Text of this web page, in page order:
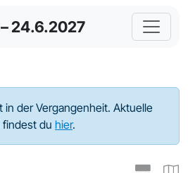
24.6.2027
in der Vergangenheit. Aktuelle
findest du hier.